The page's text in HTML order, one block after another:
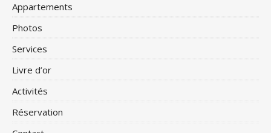
Appartements
Photos
Services
Livre d’or
Activités
Réservation